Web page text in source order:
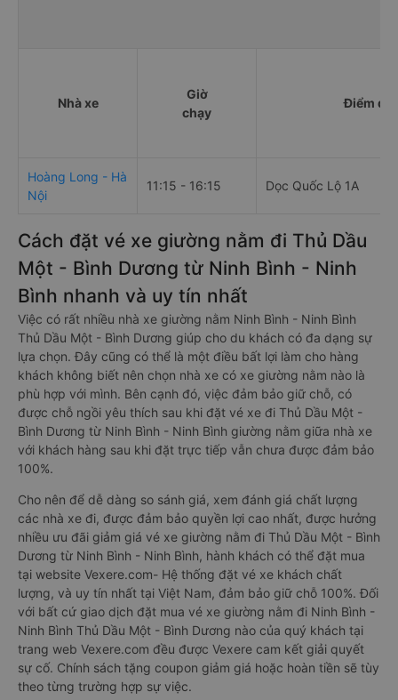
Nhà xe
Giờ
chạy
Điểm đi
Hoàng Long - Hà
Nội
11:15 - 16:15 Dọc Quốc Lộ 1A
Cách đặt vé xe giường nằm đi Thủ Dầu
Một - Bình Dương từ Ninh Bình - Ninh
Bình nhanh và uy tín nhất
Việc có rất nhiều nhà xe giường nằm Ninh Bình - Ninh Bình
Thủ Dầu Một - Bình Dương giúp cho du khách có đa dạng sự
lựa chọn. Đây cũng có thể là một điều bất lợi làm cho hàng
khách không biết nên chọn nhà xe có xe giường nằm nào là
phù hợp với mình. Bên cạnh đó, việc đảm bảo giữ chỗ, có
được chỗ ngồi yêu thích sau khi đặt vé xe đi Thủ Dầu Một -
Bình Dương từ Ninh Bình - Ninh Bình giường nằm giữa nhà xe
với khách hàng sau khi đặt trực tiếp vẫn chưa được đảm bảo
100%.
Cho nên để dễ dàng so sánh giá, xem đánh giá chất lượng
các nhà xe đi, được đảm bảo quyền lợi cao nhất, được hưởng
nhiều ưu đãi giảm giá vé xe giường nằm đi Thủ Dầu Một - Bình
Dương từ Ninh Bình - Ninh Bình, hành khách có thể đặt mua
tại website Vexere.com- Hệ thống đặt vé xe khách chất
lượng, và uy tín nhất tại Việt Nam, đảm bảo giữ chỗ 100%. Đối
với bất cứ giao dịch đặt mua vé xe giường nằm đi Ninh Bình -
Ninh Bình Thủ Dầu Một - Bình Dương nào của quý khách tại
trang web Vexere.com đều được Vexere cam kết giải quyết
sự cố. Chính sách tặng coupon giảm giá hoặc hoàn tiền sẽ tùy
theo từng trường hợp sự việc.